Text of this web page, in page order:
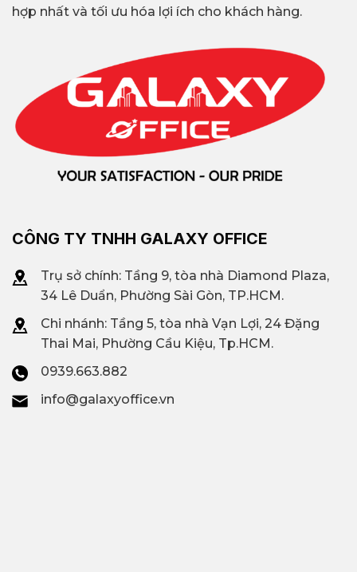
hợp nhất và tối ưu hóa lợi ích cho khách hàng.
CÔNG TY TNHH GALAXY OFFICE
Trụ sở chính: Tầng 9, tòa nhà Diamond Plaza,
34 Lê Duẩn, Phường Sài Gòn, TP.HCM.
Chi nhánh: Tầng 5, tòa nhà Vạn Lợi, 24 Đặng
Thai Mai, Phường Cầu Kiệu, Tp.HCM.
0939.663.882
info@galaxyoffice.vn